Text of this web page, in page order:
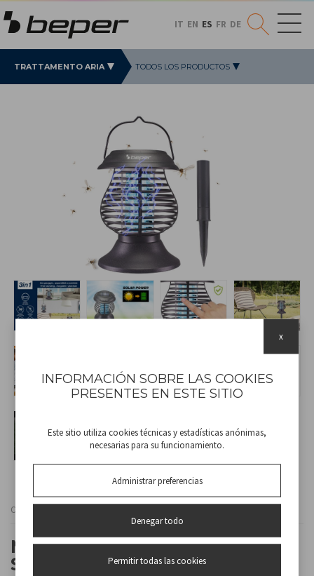
IT EN ES FR DE
TRATTAMENTO ARIA TODOS LOS PRODUCTOS
Cod
MOSQUITERA DE LINTERNA
SOLAR
INFORMACIÓN SOBRE LAS COOKIES
PRESENTES EN ESTE SITIO
Este sitio utiliza cookies técnicas y estadísticas anónimas,
necesarias para su funcionamiento.
Administrar preferencias
Denegar todo
Permitir todas las cookies
x